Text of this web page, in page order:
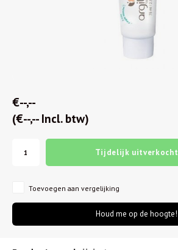
€--,--
(€--,-- Incl. btw)
Tijdelijk uitverkocht
Toevoegen aan vergelijking
Houd me op de hoogte!